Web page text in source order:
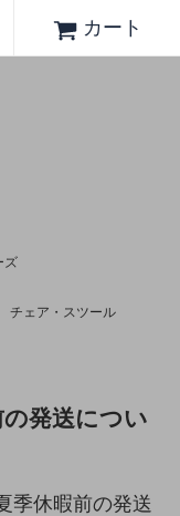
カート
ズ
チェア・スツール
発送につい
季休暇前の発送